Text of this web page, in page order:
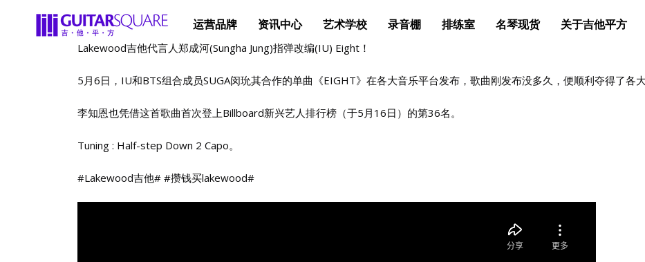
运营品牌 资讯中心 艺术学校 录音棚 排练室 名琴现货 关于吉他平方
Lakewood吉他代言人郑成河(Sungha Jung)指弹改编(IU) Eight！
5月6日，IU和BTS组合成员SUGA闵玧其合作的单曲《EIGHT》在各大音乐平台发布，歌曲刚发布没多久，便顺利夺得了各大
李知恩也凭借这首歌曲首次登上Billboard新兴艺人排行榜（于5月16日）的第36名。
Tuning : Half-step Down 2 Capo。
#Lakewood吉他# #攒钱买lakewood#